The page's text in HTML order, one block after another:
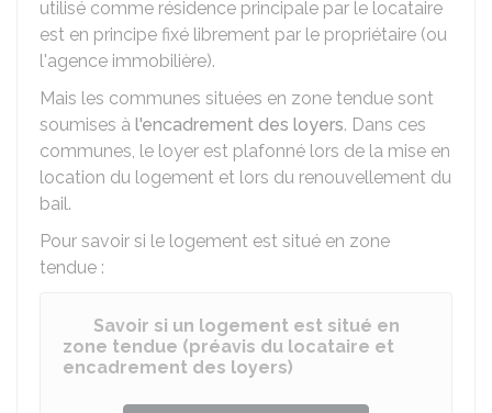
utilisé comme résidence principale par le locataire
est en principe fixé librement par le propriétaire (ou
l'agence immobilière).
Mais les communes situées en zone tendue sont
soumises à l'encadrement des loyers. Dans ces
communes, le loyer est plafonné lors de la mise en
location du logement et lors du renouvellement du
bail.
Pour savoir si le logement est situé en zone
tendue :
Savoir si un logement est situé en
zone tendue (préavis du locataire et
encadrement des loyers)